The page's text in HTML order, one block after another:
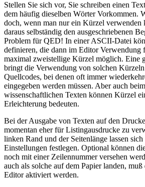
Stellen Sie sich vor, Sie schreiben einen
dem häufig dieselben Wörter Vorkommen.
doch, wenn man nur ein Kürzel verwenden
daraus selbständig den ausgeschriebenen
Problem für QED! In einer ASCII-Datei
definieren, die dann im Editor Verwendung
maximal zweistellige Kürzel möglich. Eine
bringt die Verwendung von solchen
Quellcodes, bei denen oft immer
eingegeben werden müssen. Aber auch
wissenschaftlichen Texten können Kürzel
Erleichterung bedeuten.
Bei der Ausgabe von Texten auf den
momentan eher für Listingausdrucke zu
linken Rand und der Seitenlänge lassen
Einstellungen festlegen. Optional können
noch mit einer Zeilennummer versehen
auch als solche auf dem Papier landen,
Editor aktiviert werden.